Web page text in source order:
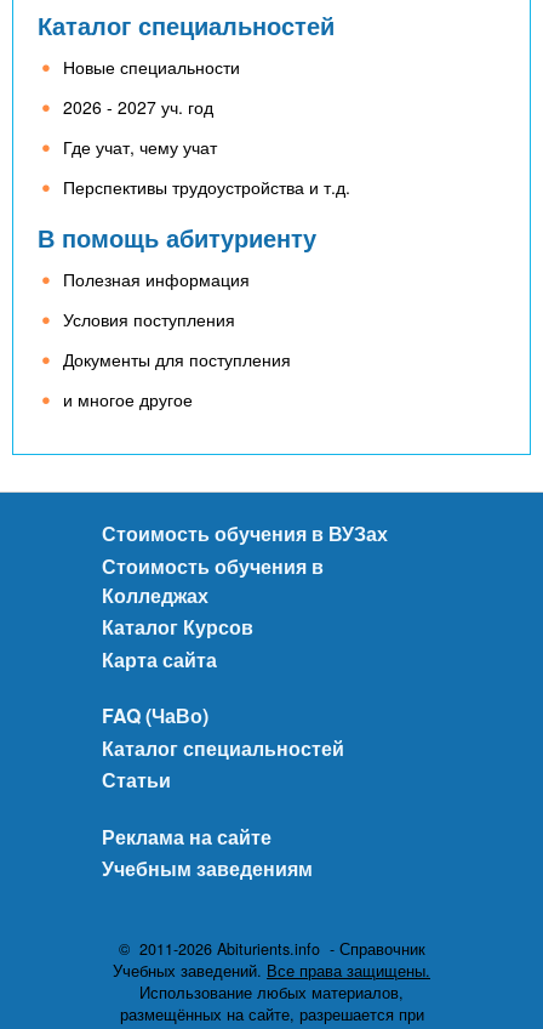
Каталог специальностей
Новые специальности
2026 - 2027 уч. год
Где учат, чему учат
Перспективы трудоустройства и т.д.
В помощь абитуриенту
Полезная информация
Условия поступления
Документы для поступления
и многое другое
Стоимость обучения в ВУЗах
Стоимость обучения в
Колледжах
Каталог Курсов
Карта сайта
FAQ (ЧаВо)
Каталог специальностей
Статьи
Реклама на сайте
Учебным заведениям
© 2011-2026 Abiturients.info - Справочник
Учебных заведений. Все права защищены.
Использование любых материалов,
размещённых на сайте, разрешается при